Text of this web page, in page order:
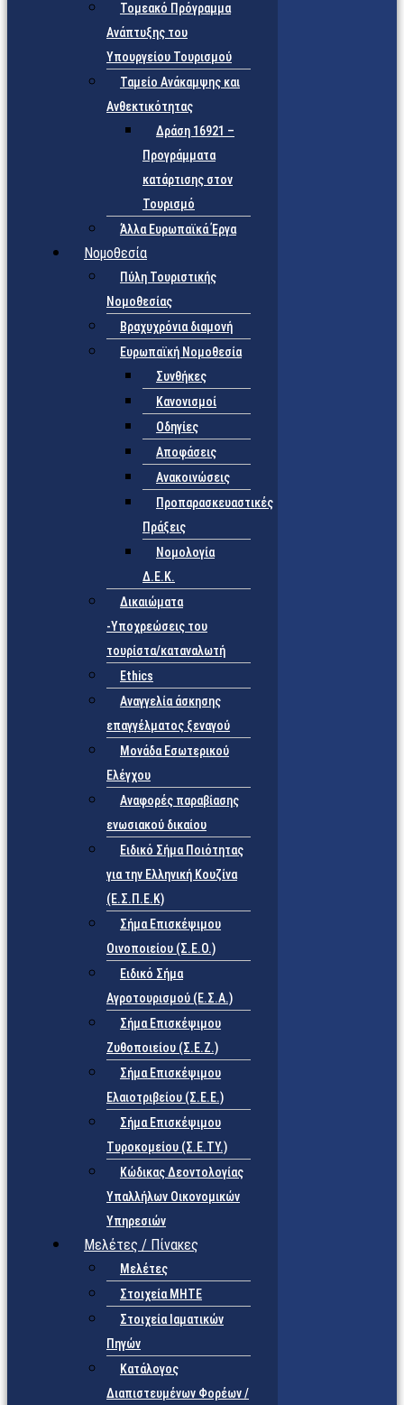
Τομεακό Πρόγραμμα
Ανάπτυξης του
Υπουργείου Τουρισμού
Ταμείο Ανάκαμψης και
Ανθεκτικότητας
Δράση 16921 –
Προγράμματα
κατάρτισης στον
Τουρισμό
Άλλα Ευρωπαϊκά Έργα
Νομοθεσία
Πύλη Τουριστικής
Νομοθεσίας
Βραχυχρόνια διαμονή
Ευρωπαϊκή Νομοθεσία
Συνθήκες
Κανονισμοί
Οδηγίες
Αποφάσεις
Ανακοινώσεις
Προπαρασκευαστικές
Πράξεις
Νομολογία
Δ.Ε.Κ.
Δικαιώματα
-Υποχρεώσεις του
τουρίστα/καταναλωτή
Ethics
Αναγγελία άσκησης
επαγγέλματος ξεναγού
Μονάδα Εσωτερικού
Ελέγχου
Αναφορές παραβίασης
ενωσιακού δικαίου
Ειδικό Σήμα Ποιότητας
για την Ελληνική Κουζίνα
(Ε.Σ.Π.Ε.Κ)
Σήμα Επισκέψιμου
Οινοποιείου (Σ.Ε.Ο.)
Ειδικό Σήμα
Αγροτουρισμού (Ε.Σ.Α.)
Σήμα Επισκέψιμου
Ζυθοποιείου (Σ.Ε.Ζ.)
Σήμα Επισκέψιμου
Ελαιοτριβείου (Σ.Ε.Ε.)
Σήμα Επισκέψιμου
Τυροκομείου (Σ.Ε.TY.)
Κώδικας Δεοντολογίας
Υπαλλήλων Οικονομικών
Υπηρεσιών
Μελέτες / Πίνακες
Μελέτες
Στοιχεία ΜΗΤΕ
Στοιχεία Ιαματικών
Πηγών
Κατάλογος
Διαπιστευμένων Φορέων /